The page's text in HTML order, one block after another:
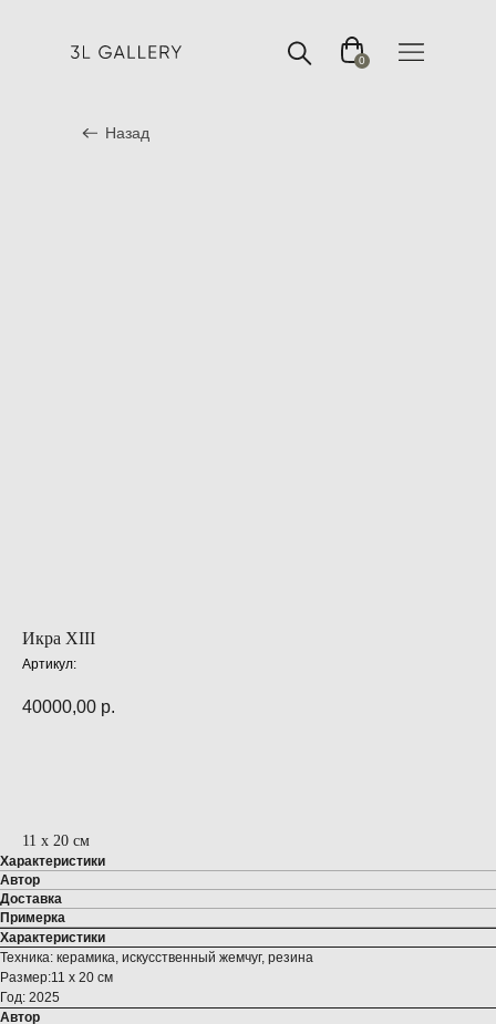
0
Назад
Икра XIII
Артикул:
40000,00 р.
11 х 20 см
Характеристики
Автор
Доставка
Примерка
Характеристики
Техника: керамика, искусственный жемчуг, резина
Размер:11 х 20 см
Год: 2025
Автор